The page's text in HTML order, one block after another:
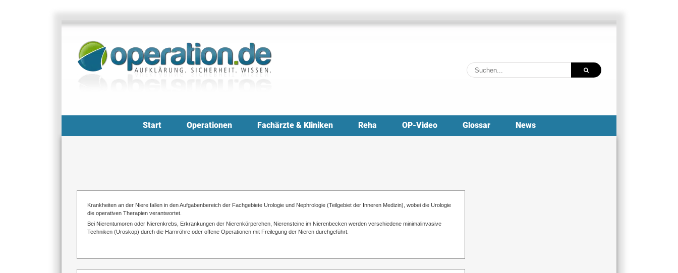
Suche
nach:
Start Operationen Fachärzte & Kliniken Reha OP-Video Glossar News
Krankheiten an der Niere fallen in den Aufgabenbereich der Fachgebiete Urologie und Nephrologie (Teilgebiet der Inneren Medizin), wobei die Urologie
die operativen Therapien verantwortet.
Bei Nierentumoren oder Nierenkrebs, Erkrankungen der Nierenkörperchen, Nierensteine im Nierenbecken werden verschiedene minimalinvasive
Techniken (Uroskop) durch die Harnröhre oder offene Operationen mit Freilegung der Nieren durchgeführt.